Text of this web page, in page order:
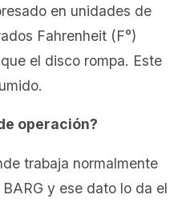
en unidades de
Fahrenheit (F°)
el disco rompa. Este
operación?
trabaja normalmente
y ese dato lo da el